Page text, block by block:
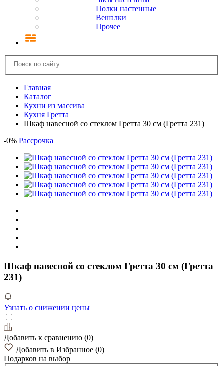
Полки настенные
Вешалки
Прочее
Главная
Каталог
Кухни из массива
Кухня Гретта
Шкаф навесной со стеклом Гретта 30 см (Гретта 231)
-0% Рассрочка
Шкаф навесной со стеклом Гретта 30 см (Гретта
231)
Узнать о снижении цены
Добавить к сравнению (0)
Добавить в Избранное (0)
Подарков на выбор